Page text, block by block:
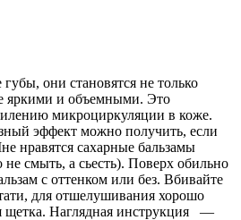
они становятся не только
яркими и объемными. Это
микроциркуляции в коже.
эффект можно получить, если
нравятся сахарные бальзамы
смыть, а сьесть). Поверх обильно
с оттенком или без. Вбивайте
для отшелушивания хорошо
щетка. Наглядная инструкция —